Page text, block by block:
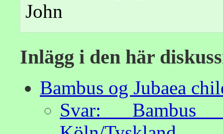
John
Inlägg i den här
Bambus og Jubaea
Svar: